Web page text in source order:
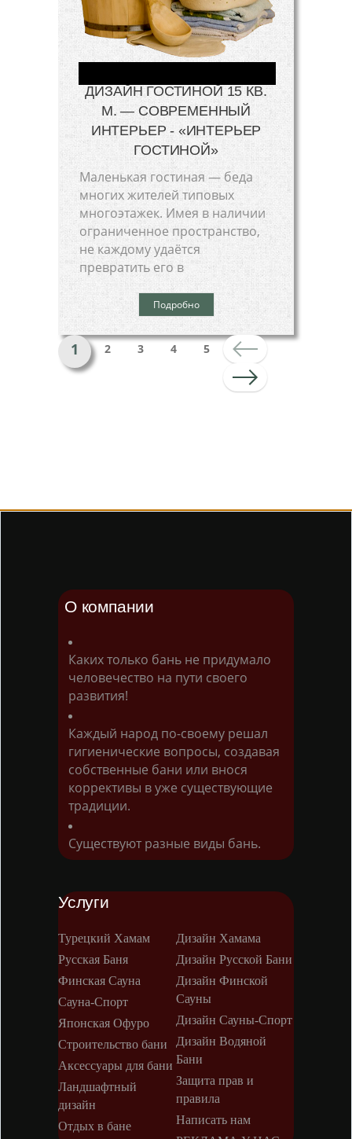
ДИЗАЙН ГОСТИНОЙ 15 КВ.
М. — СОВРЕМЕННЫЙ
ИНТЕРЬЕР - «ИНТЕРЬЕР
ГОСТИНОЙ»
Маленькая гостиная — беда
многих жителей типовых
многоэтажек. Имея в наличии
ограниченное пространство,
не каждому удаётся
превратить его в
Подробно
1 2 3 4 5
О компании
Каких только бань не придумало
человечество на пути своего
развития!
Каждый народ по-своему решал
гигиенические вопросы, создавая
собственные бани или внося
коррективы в уже существующие
традиции.
Существуют разные виды бань.
Услуги
Турецкий Хамам
Русская Баня
Финская Сауна
Сауна-Спорт
Японская Офуро
Строительство бани
Аксессуары для бани
Ландшафтный
дизайн
Отдых в бане
Дизайн Хамама
Дизайн Русской Бани
Дизайн Финской
Сауны
Дизайн Сауны-Спорт
Дизайн Водяной
Бани
Защита прав и
правила
Написать нам